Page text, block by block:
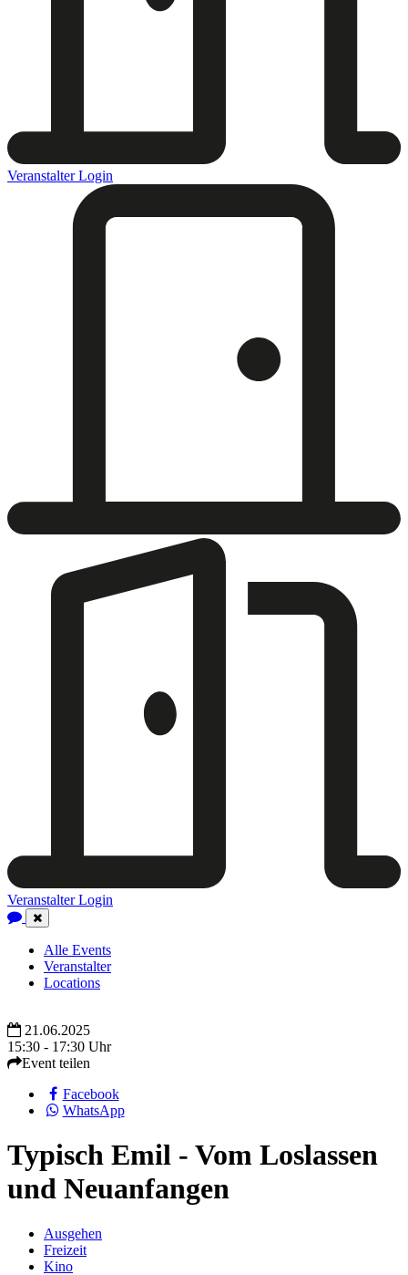
Veranstalter Login
Veranstalter Login
Close
Navigation
Alle Events
Veranstalter
Locations
21.06.2025
15:30 - 17:30 Uhr
Event teilen
Facebook
WhatsApp
Typisch Emil - Vom Loslassen
und Neuanfangen
Ausgehen
Freizeit
Kino